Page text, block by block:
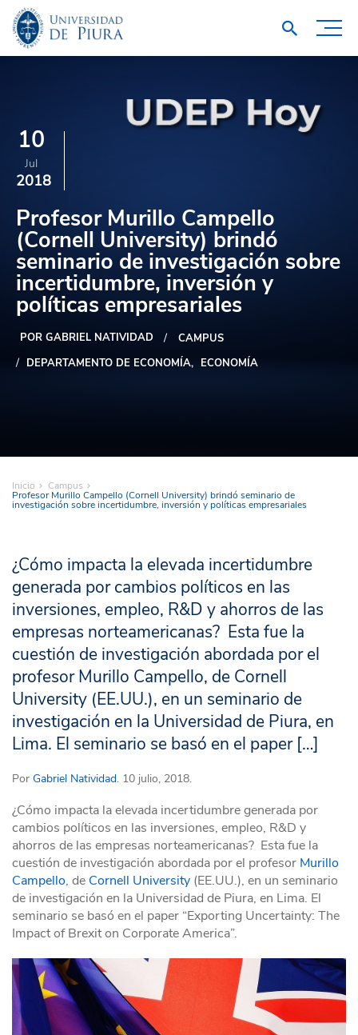
10
Jul
2018
Profesor Murillo Campello
(Cornell University) brindó
seminario de investigación sobre
incertidumbre, inversión y
políticas empresariales
POR GABRIEL NATIVIDAD
CAMPUS
DEPARTAMENTO DE ECONOMÍA
ECONOMÍA
Inicio Campus
Profesor Murillo Campello (Cornell University) brindó seminario de
investigación sobre incertidumbre, inversión y políticas empresariales
¿Cómo impacta la elevada incertidumbre
generada por cambios políticos en las
inversiones, empleo, R&D y ahorros de las
empresas norteamericanas? Esta fue la
cuestión de investigación abordada por el
profesor Murillo Campello, de Cornell
University (EE.UU.), en un seminario de
investigación en la Universidad de Piura, en
Lima. El seminario se basó en el paper […]
Por Gabriel Natividad. 10 julio, 2018.
¿Cómo impacta la elevada incertidumbre generada por
cambios políticos en las inversiones, empleo, R&D y
ahorros de las empresas norteamericanas? Esta fue la
cuestión de investigación abordada por el profesor Murillo
Campello, de Cornell University (EE.UU.), en un seminario
de investigación en la Universidad de Piura, en Lima. El
seminario se basó en el paper “Exporting Uncertainty: The
Impact of Brexit on Corporate America”.